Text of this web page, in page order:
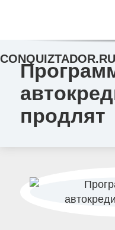
продлят
CONQUIZTADOR.RU